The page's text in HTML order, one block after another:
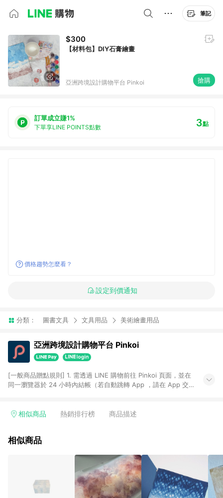
筆記
$300
【材料包】DIY石膏繪畫
亞洲跨境設計購物平台 Pinkoi 搶購
訂單成立賺1%
下單享LINE POINTS點數 3點
價格趨勢怎麼看？
設定到價通知
分類： 圖書文具 文具用品 美術繪畫用品
亞洲跨境設計購物平台 Pinkoi
[一般商品贈點規則] 1. 需透過 LINE 購物前往 Pinkoi 頁面，並在
同一瀏覽器於 24 小時內結帳（若自動跳轉 App ，請在 App 交
回饋訂單不得享有 Pinkoi 站方優惠，例如首購優惠，P coins，
行為，不具贈點資格，部分退款不在此限。 6. APP 請更新至
貨後 45 天後發送。 8. 群眾募資商品，禮物卡，開館保證金，補
運費，攤位費等不具贈點資格。 9. LINE 購物站上之商品規格、
顏色、價位、贈品如與 Pinkoi 商品資訊頁及購物車不符，以
Pinkoi 購物商品資訊頁及購物車標示為準。 10. 點數紅包使用規
相似商品 熱銷排行榜 商品描述
相似商品